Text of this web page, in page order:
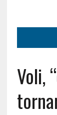
Voli,